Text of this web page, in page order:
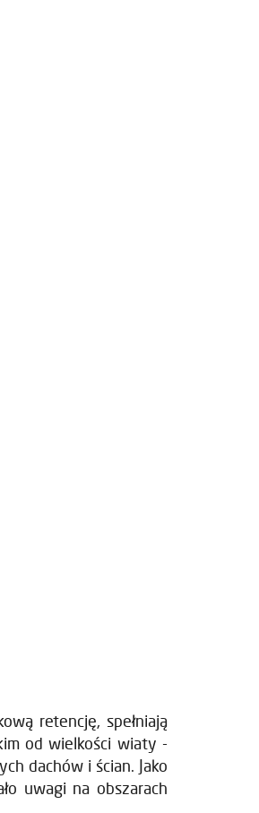
retencję, spełniają
od wielkości wiaty -
dachów i ścian. Jako
uwagi na obszarach